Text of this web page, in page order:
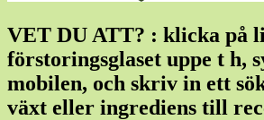
VET DU ATT? : klicka på
förstoringsglaset uppe t h,
mobilen, och skriv in ett
växt eller ingrediens till